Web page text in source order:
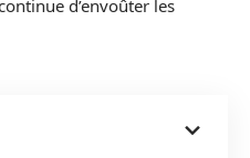
d’envoûter les